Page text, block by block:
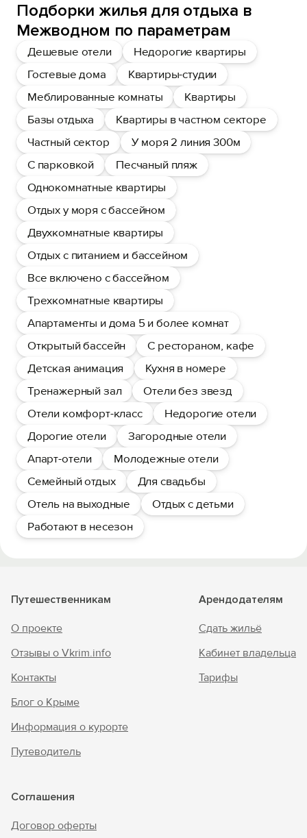
Подборки жилья для отдыха в
Межводном по параметрам
Дешевые отели
Недорогие квартиры
Гостевые дома
Квартиры-студии
Меблированные комнаты
Квартиры
Базы отдыха
Квартиры в частном секторе
Частный сектор
У моря 2 линия 300м
С парковкой
Песчаный пляж
Однокомнатные квартиры
Отдых у моря с бассейном
Двухкомнатные квартиры
Отдых с питанием и бассейном
Все включено с бассейном
Трехкомнатные квартиры
Апартаменты и дома 5 и более комнат
Открытый бассейн
С рестораном, кафе
Детская анимация
Кухня в номере
Тренажерный зал
Отели без звезд
Отели комфорт-класс
Недорогие отели
Дорогие отели
Загородные отели
Апарт-отели
Молодежные отели
Семейный отдых
Для свадьбы
Отель на выходные
Отдых с детьми
Работают в несезон
Путешественникам
О проекте
Отзывы о Vkrim.info
Контакты
Блог о Крыме
Информация о курорте
Путеводитель
Арендодателям
Сдать жильё
Кабинет владельца
Тарифы
Соглашения
Договор оферты